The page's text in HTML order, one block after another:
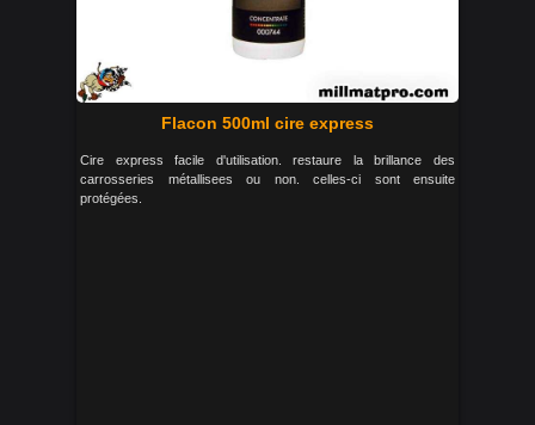
Flacon 500ml cire express
Cire express facile d'utilisation. restaure la brillance des
carrosseries métallisees ou non. celles-ci sont ensuite
protégées.